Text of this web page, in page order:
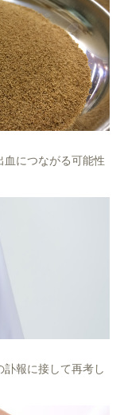
血につながる可能性
訃報に接して再考し